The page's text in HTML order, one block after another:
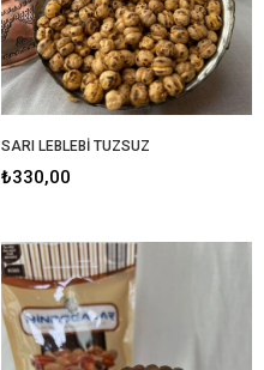
SARI LEBLEBİ TUZSUZ
₺330,00